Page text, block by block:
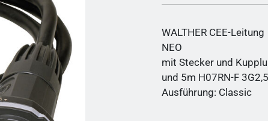
WALTHER CEE-Leitung
NEO
mit Stecker und
und 5m H07RN-F 3G2,5
Ausführung: Classic